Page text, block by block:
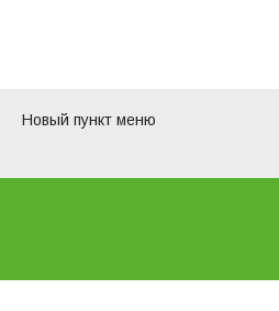
Новый пункт меню